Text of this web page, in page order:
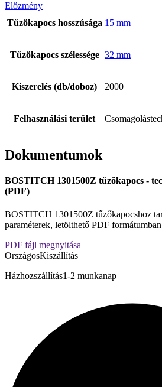
Bostitch
Előzmény
Tűzőkapocs hosszúsága 15 mm
Tűzőkapocs szélessége 32 mm
Kiszerelés (db/doboz) 2000
Felhasználási terület
Dokumentumok
BOSTITCH 1301500Z tűzőkapocs -
(PDF)
BOSTITCH 1301500Z tűzőkapocshoz
paraméterek, letölthető PDF
PDF fájl megnyitása
OrszágosKiszállítás
Házhozszállítás1-2 munkanap